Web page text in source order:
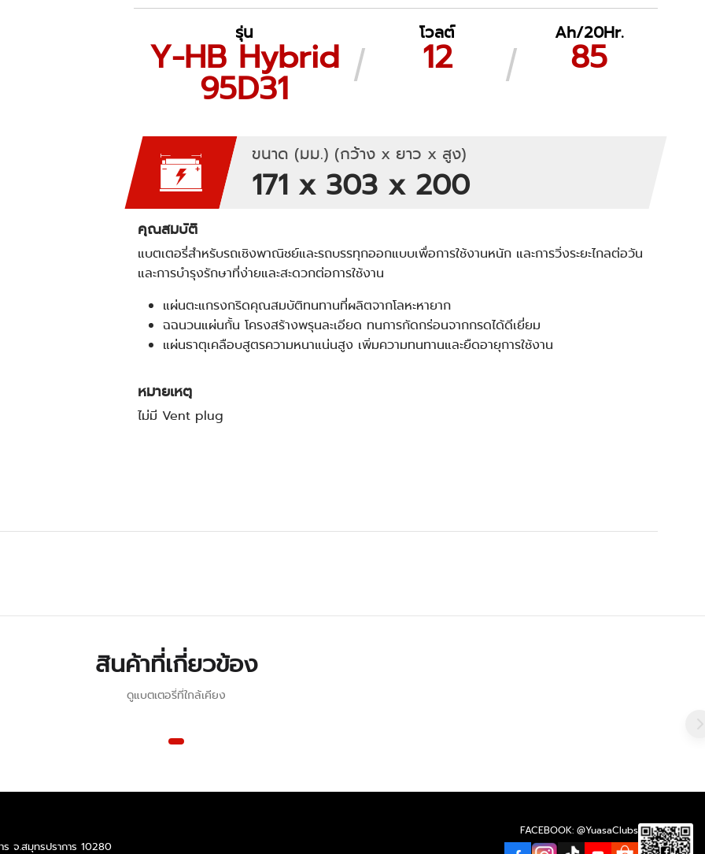
รุ่น
Y-HB Hybrid
95D31
โวลต์
12
Ah/20Hr.
85
ขนาด (มม.) (กว้าง x ยาว x สูง)
171 x 303 x 200
คุณสมบัติ
แบตเตอรี่สำหรับรถเชิงพาณิชย์และรถบรรทุกออกแบบเพื่อการใช้งานหนัก และการวิ่งระยะไกลต่อวัน
และการบำรุงรักษาที่ง่ายและสะดวกต่อการใช้งาน
แผ่นตะแกรงกริดคุณสมบัติทนทานที่ผลิตจากโลหะหายาก
ฉฉนวนแผ่นกั้น โครงสร้างพรุนละเอียด ทนการกัดกร่อนจากกรดได้ดีเยี่ยม
แผ่นธาตุเคลือบสูตรความหนาแน่นสูง เพิ่มความทนทานและยืดอายุการใช้งาน
หมายเหตุ
ไม่มี Vent plug
สินค้าที่เกี่ยวข้อง
ดูแบตเตอรี่ที่ใกล้เคียง
ร จ.สมุทรปราการ 10280
FACEBOOK: @YuasaClubs